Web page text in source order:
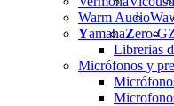
Warm Audio
YamahaZero-G
Librerias
Micrófonos y